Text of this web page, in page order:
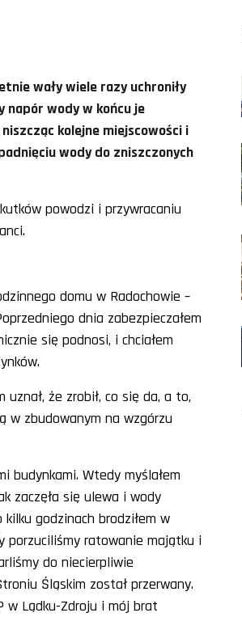
wały wiele razy uchroniły
napór wody w końcu je
kolejne miejscowości i
wody do zniszczonych
powodzi i przywracaniu
domu w Radochowie –
dnia zabezpieczałem
się podnosi, i chciałem
że zrobił, co się da, a to,
w zbudowanym na wzgórzu
budynkami. Wtedy myślałem
zaczęła się ulewa i wody
godzinach brodziłem w
porzuciliśmy ratowanie majątku i
do niecierpliwie
Śląskim został przerwany.
w Lądku-Zdroju i mój brat